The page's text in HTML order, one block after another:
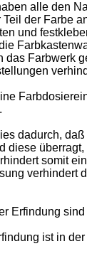
alle den
der Farbe
und
Farbwerk
dadurch,
diese
somit
verhindert
Erfindung
ist in